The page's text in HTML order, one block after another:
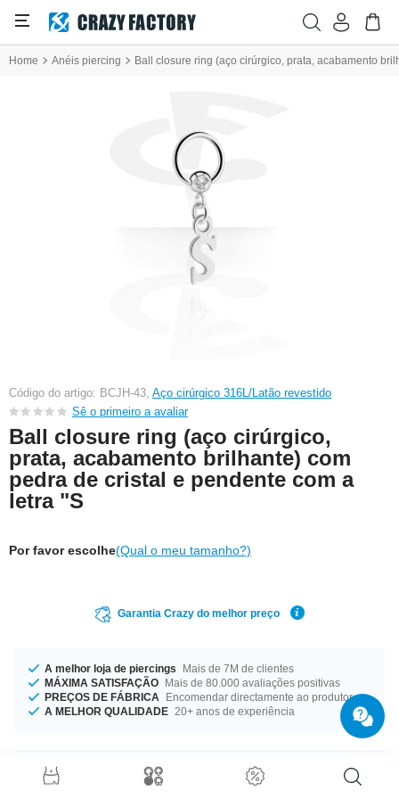
Home Anéis piercing Ball closure ring (aço cirúrgico, prata, acabamento
Código do artigo: BCJH-43, Aço cirúrgico 316L/Latão revestido
Sê o primeiro a avaliar
Ball closure ring (aço cirúrgico,
prata, acabamento brilhante) com
pedra de cristal e pendente com a
letra "S
Por favor escolhe(Qual o meu tamanho?)
Garantia Crazy do melhor preço
A melhor loja de piercings
Mais de 7M de clientes
MÁXIMA SATISFAÇÃO Mais de 80.000 avaliações positivas
PREÇOS DE FÁBRICA
Encomendar directamente ao produtor
A MELHOR QUALIDADE 20+ anos de experiência